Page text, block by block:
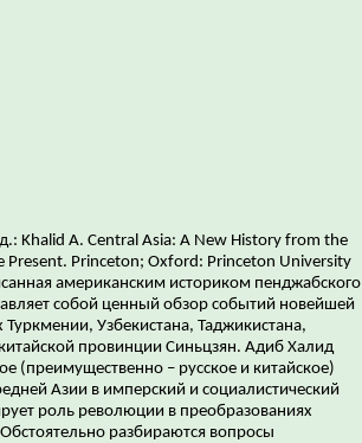
Khalid A. Central Asia: A New History from the
Present. Princeton; Oxford: Princeton University
американским историком пенджабского
собой ценный обзор событий новейшей
Туркмении, Узбекистана, Таджикистана,
провинции Синьцзян. Адиб Халид
(преимущественно – русское и китайское)
Азии в имперский и социалистический
роль революции в преобразованиях
Обстоятельно разбираются вопросы